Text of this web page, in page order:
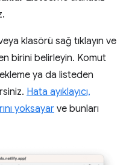
klasörü sağ tıklayın ve
birini belirleyin. Komut
ya da listeden
Hata ayıklayıcı,
yoksayar ve bunları